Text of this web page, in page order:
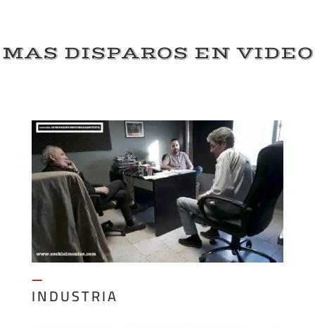
MAS DISPAROS EN VIDEO
—
INDUSTRIA